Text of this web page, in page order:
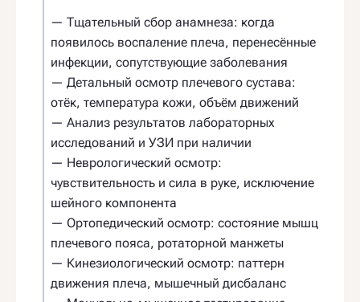
— Тщательный сбор анамнеза: когда
появилось воспаление плеча, перенесённые
инфекции, сопутствующие заболевания
— Детальный осмотр плечевого сустава:
отёк, температура кожи, объём движений
— Анализ результатов лабораторных
исследований и УЗИ при наличии
— Неврологический осмотр:
чувствительность и сила в руке, исключение
шейного компонента
— Ортопедический осмотр: состояние мышц
плечевого пояса, ротаторной манжеты
— Кинезиологический осмотр: паттерн
движения плеча, мышечный дисбаланс